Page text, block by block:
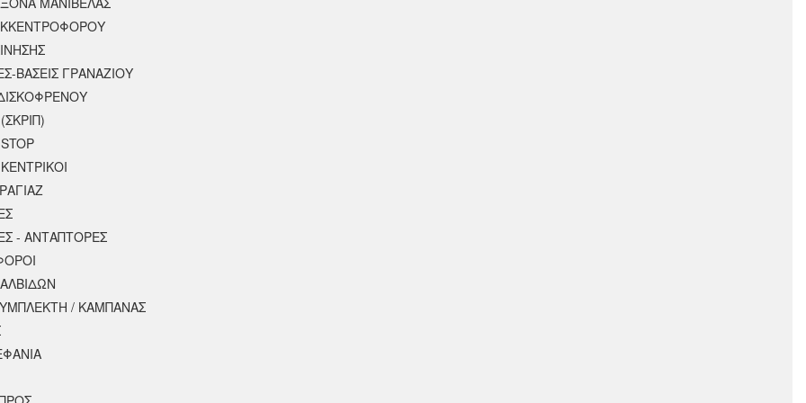
ΒΑΣΕΙΣ ΓΡΑΝΑΖΙΟΥ
- ΑΝΤΑΠΤΟΡΕΣ
/ ΚΑΜΠΑΝΑΣ